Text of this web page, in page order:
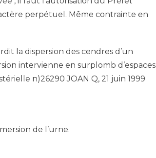
perpétuel. Même contrainte en
la dispersion des cendres d’un
intervienne en surplomb d’espaces
n)26290 JOAN Q, 21 juin 1999
de l’urne.